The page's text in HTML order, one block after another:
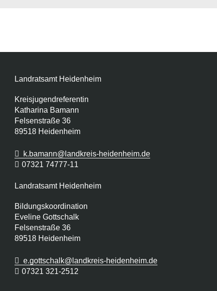
Landratsamt Heidenheim
Kreisjugendreferentin
Katharina Bamann
Felsenstraße 36
89518 Heidenheim
k.bamann@landkreis-heidenheim.de
07321 74777-11
Landratsamt Heidenheim
Bildungskoordination
Eveline Gottschalk
Felsenstraße 36
89518 Heidenheim
e.gottschalk@landkreis-heidenheim.de
07321 321-2512